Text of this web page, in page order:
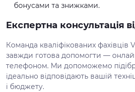
бонусами та знижками.
Експертна консультація
Команда кваліфікованих фахівців
завжди готова допомогти —
телефоном. Ми допоможемо
ідеально відповідають вашій
і бюджету.